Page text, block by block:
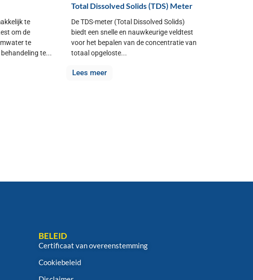
te
om de
te
te...
Total Dissolved Solids (TDS) Meter
De TDS-meter (Total Dissolved Solids)
biedt een snelle en nauwkeurige veldtest
voor het bepalen van de concentratie van
totaal opgeloste...
Lees meer
BELEID
Certificaat van overeenstemming
Cookiebeleid